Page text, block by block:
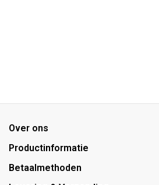
Over ons
Productinformatie
Betaalmethoden